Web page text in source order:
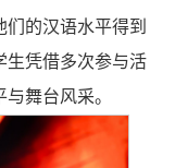
的汉语水平得到
生凭借多次参与活
舞台风采。